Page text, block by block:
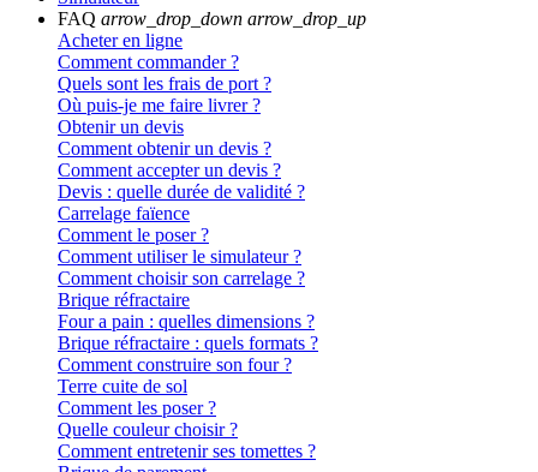
FAQ arrow_drop_down arrow_drop_up
Acheter en ligne
Comment commander ?
Quels sont les frais de port ?
Où puis-je me faire livrer ?
Obtenir un devis
Comment obtenir un devis ?
Comment accepter un devis ?
Devis : quelle durée de validité ?
Carrelage faïence
Comment le poser ?
Comment utiliser le simulateur ?
Comment choisir son carrelage ?
Brique réfractaire
Four a pain : quelles dimensions ?
Brique réfractaire : quels formats ?
Comment construire son four ?
Terre cuite de sol
Comment les poser ?
Quelle couleur choisir ?
Comment entretenir ses tomettes ?